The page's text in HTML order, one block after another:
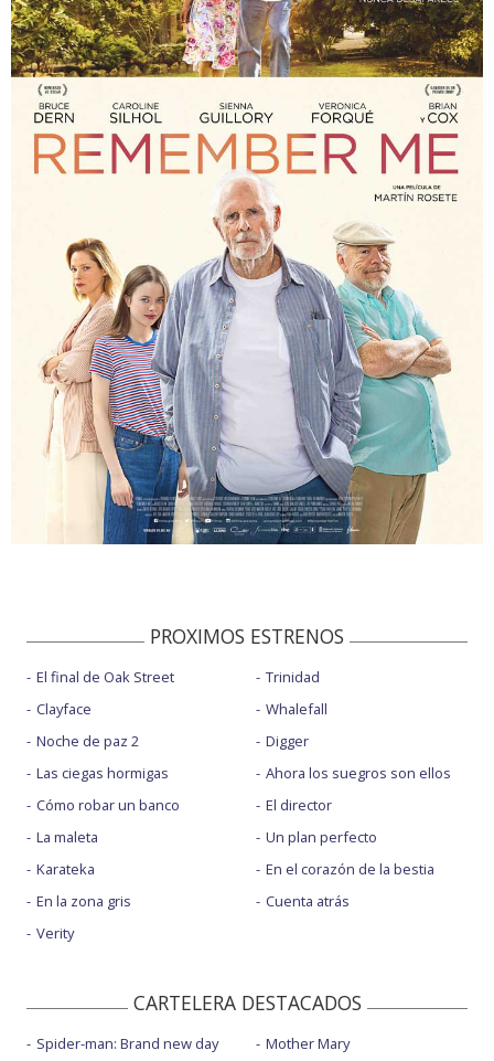
PROXIMOS ESTRENOS
El final de Oak Street
Clayface
Noche de paz 2
Las ciegas hormigas
Cómo robar un banco
La maleta
Karateka
En la zona gris
Verity
Trinidad
Whalefall
Digger
Ahora los suegros son ellos
El director
Un plan perfecto
En el corazón de la bestia
Cuenta atrás
CARTELERA DESTACADOS
Spider-man: Brand new day
Mother Mary